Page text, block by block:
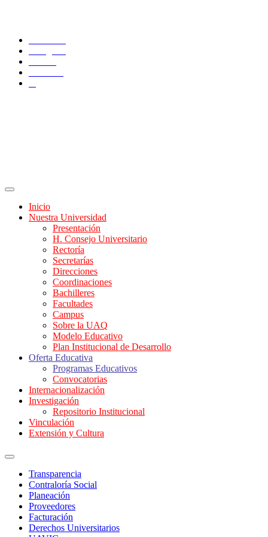
Inicio
Nuestra Universidad
Presentación
H. Consejo Universitario
Rectoría
Secretarías
Direcciones
Coordinaciones
Bachilleres
Facultades
Campus
Sobre la UAQ
Modelo Educativo
Plan Institucional de Desarrollo
Oferta Educativa
Programas Educativos
Convocatorias
Internacionalización
Investigación
Repositorio Institucional
Vinculación
Extensión y Cultura
Transparencia
Contraloría Social
Planeación
Proveedores
Facturación
Derechos Universitarios